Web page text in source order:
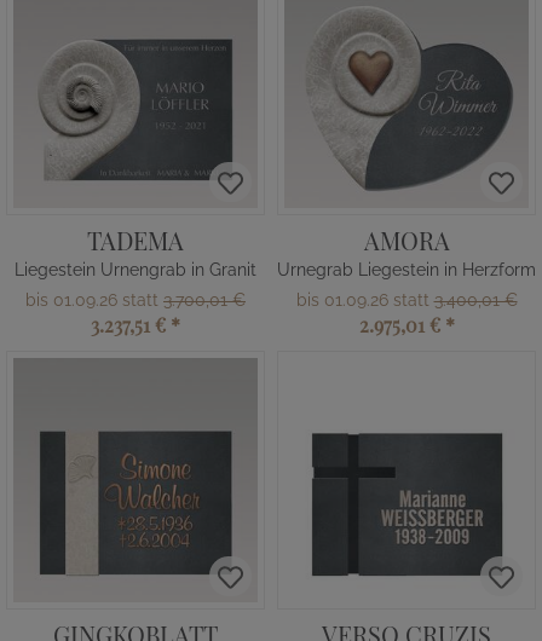
TADEMA
Liegestein Urnengrab in Granit
bis 01.09.26 statt 3.700,01 €
3.237,51 € *
AMORA
Urnegrab Liegestein in Herzform
bis 01.09.26 statt3.400,01 €
2.975,01 € *
GINGKOBLATT VERSO CRUZIS